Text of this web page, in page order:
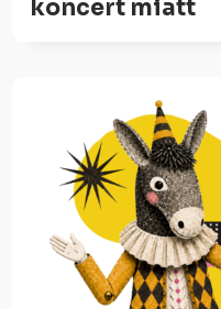
koncert miatt